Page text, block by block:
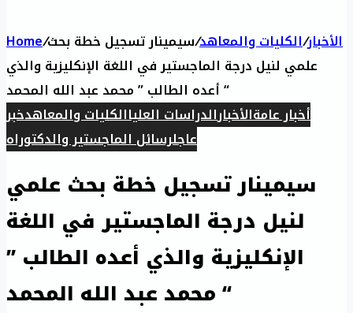
Home/ الأخبار/الكليات والمعاهد/سيمينار تسجيل خطة بحث
علمي لنيل درجة الماجستير في اللغة الإنكليزية والذي
أعده الطالب ” محمد عبد الله المحمد “
أخبار عامةالأخبارالدراسات العلياالكليات والمعاهدخبر
عاجلرسائل الماجستير والدكتوراه
سيمينار تسجيل خطة بحث علمي
لنيل درجة الماجستير في اللغة
الإنكليزية والذي أعده الطالب ”
محمد عبد الله المحمد “